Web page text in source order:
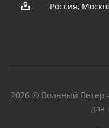
Россия,
2026 © Вольный Ветер
для